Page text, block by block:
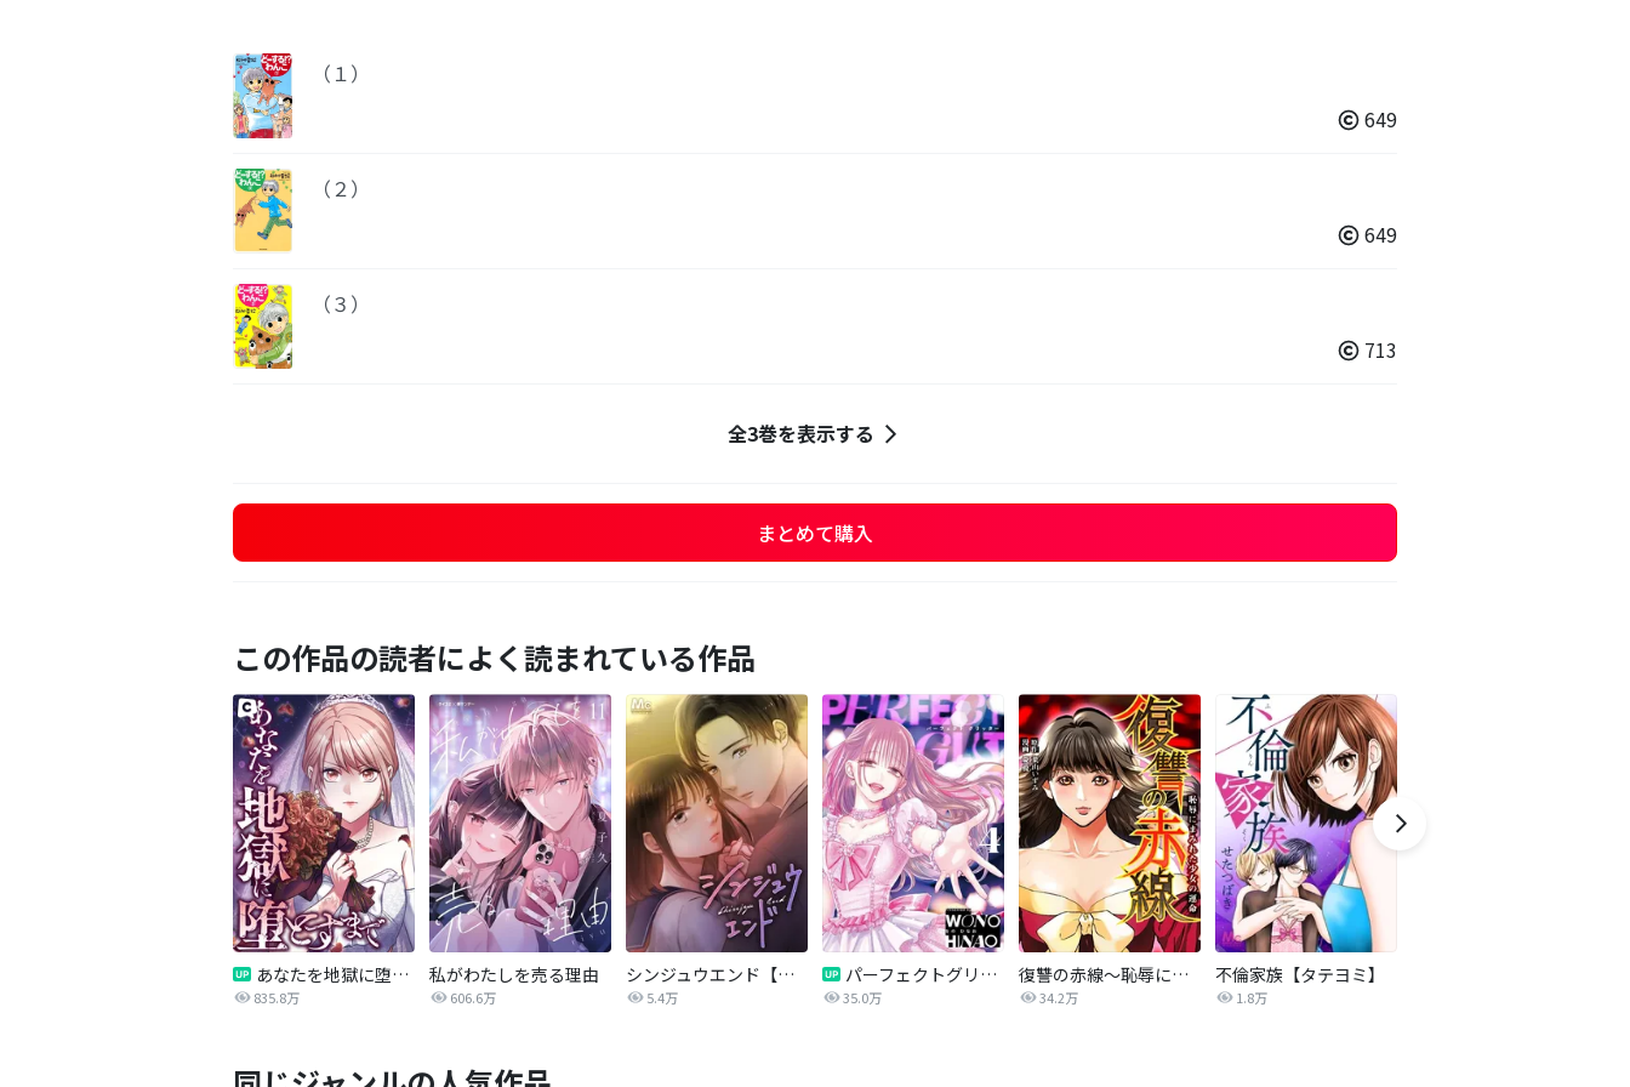
（１）
649
（２）
649
（３）
713
全3巻を表示する
まとめて購入
この作品の読者によく読まれている作品
あなたを地獄に堕とすまで
835.8万
私がわたしを売る理由
606.6万
シンジュウエンド【タテヨミ】
5.4万
パーフェクトグリッター
35.0万
復讐の赤線～恥辱にまみれた少女の運命～【タテヨミ】
34.2万
不倫家族【タテヨミ】
1.8万